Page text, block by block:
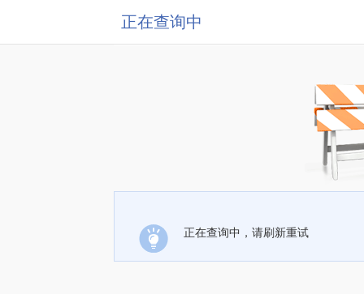
正在查询中
正在查询中，请刷新重试